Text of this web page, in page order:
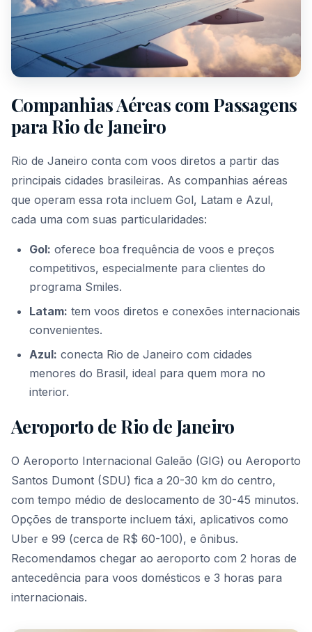
Companhias Aéreas com Passagens
para Rio de Janeiro
Rio de Janeiro conta com voos diretos a partir das
principais cidades brasileiras. As companhias aéreas
que operam essa rota incluem Gol, Latam e Azul,
cada uma com suas particularidades:
Gol: oferece boa frequência de voos e preços
competitivos, especialmente para clientes do
programa Smiles.
Latam: tem voos diretos e conexões internacionais
convenientes.
Azul: conecta Rio de Janeiro com cidades
menores do Brasil, ideal para quem mora no
interior.
Aeroporto de Rio de Janeiro
O Aeroporto Internacional Galeão (GIG) ou Aeroporto
Santos Dumont (SDU) fica a 20-30 km do centro,
com tempo médio de deslocamento de 30-45 minutos.
Opções de transporte incluem táxi, aplicativos como
Uber e 99 (cerca de R$ 60-100), e ônibus.
Recomendamos chegar ao aeroporto com 2 horas de
antecedência para voos domésticos e 3 horas para
internacionais.